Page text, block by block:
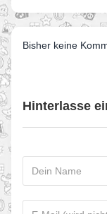
Bisher keine
Hinterlasse